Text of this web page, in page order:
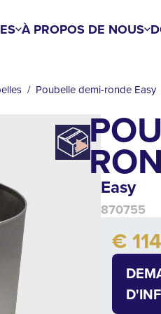
À PROPOS DE NOUS
Poubelle demi-ronde Easy
Easy
870755
Quantity
€